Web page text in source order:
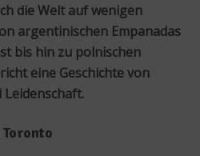
die Welt auf wenigen
argentinischen Empanadas
bis hin zu polnischen
eine Geschichte von